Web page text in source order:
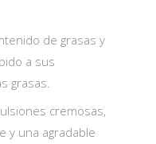
de grasas y
a sus
grasas.
cremosas,
y una agradable